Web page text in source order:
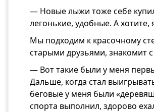
— Новые лыжи тоже себе
легонькие, удобные. А
Мы подходим к красочному
старыми друзьями, знакомит
— Вот такие были у меня
Дальше, когда стал
беговые у меня были
спорта выполнил, здорово